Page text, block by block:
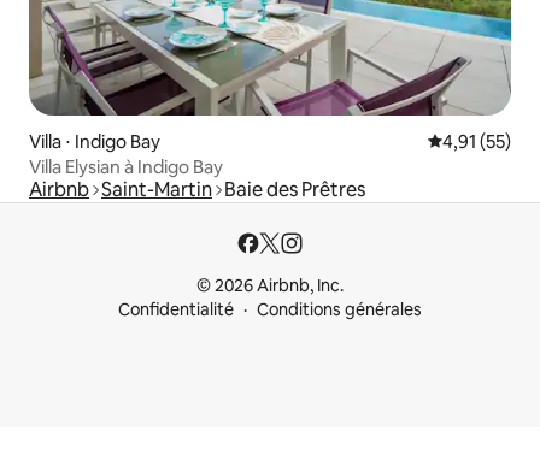
Villa ⋅ Indigo Bay Évaluation
4,91 (55)
Villa Elysian à Indigo Bay
Airbnb Saint-Martin Baie des Prêtres
© 2026 Airbnb, Inc.
Confidentialité
Conditions générales